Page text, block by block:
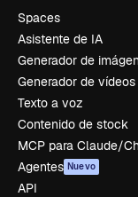
Spaces
Asistente de IA
Generador de
Generador de vídeos
Texto a voz
Contenido de stock
MCP para Claude/
Agentes Nuevo
API